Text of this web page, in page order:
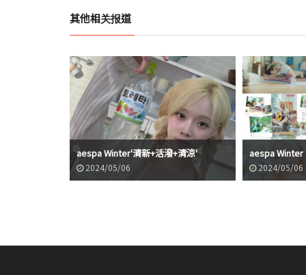
其他相关报道
aespa Winter'清新+活潑+清涼'
2024/05/06
aespa
2024/05/06